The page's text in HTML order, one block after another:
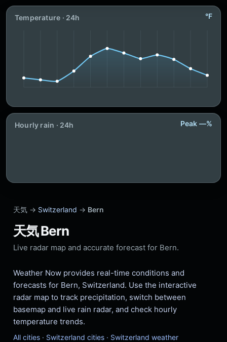
天気 → Switzerland → Bern
天気 Bern
Live radar map and accurate forecast for Bern.
Weather Now provides real-time conditions and
forecasts for Bern, Switzerland. Use the interactive
radar map to track precipitation, switch between
basemap and live rain radar, and check hourly
temperature trends.
All cities · Switzerland cities · Switzerland weather
Temperature · 24h °F
Hourly rain · 24h Peak —%